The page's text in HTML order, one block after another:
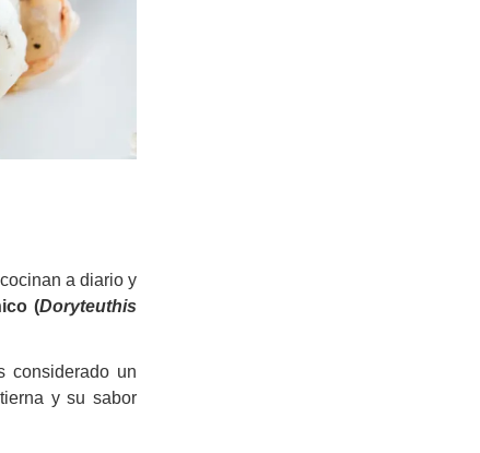
a diario y
(Doryteuthis
considerado un
y su sabor